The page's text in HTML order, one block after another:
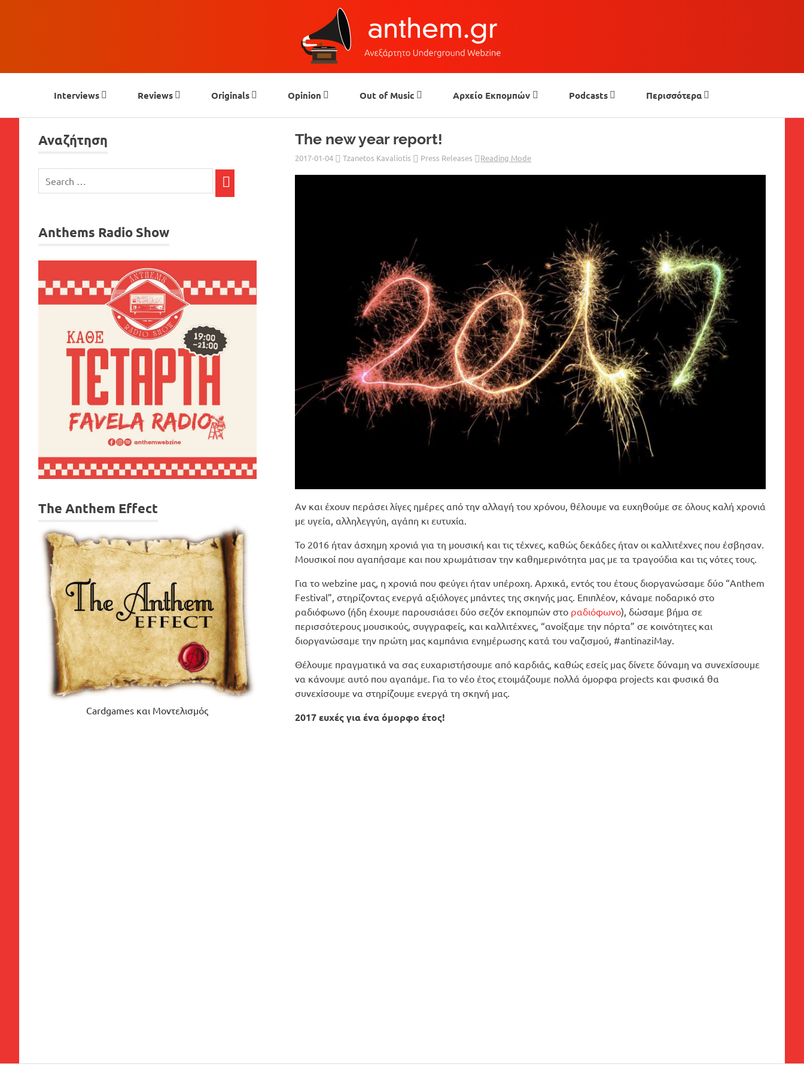
Interviews Reviews Originals Opinion Out of Music Αρχείο Εκπομπών Podcasts Περισσότερα
The new year report!
2017-01-04 Tzanetos Kavaliotis Press Releases Reading Mode
Αν και έχουν περάσει λίγες ημέρες από την αλλαγή του χρόνου, θέλουμε να ευχηθούμε σε όλους καλή χρονιά
με υγεία, αλληλεγγύη, αγάπη κι ευτυχία.
Το 2016 ήταν άσχημη χρονιά για τη μουσική και τις τέχνες, καθώς δεκάδες ήταν οι καλλιτέχνες που έσβησαν.
Μουσικοί που αγαπήσαμε και που χρωμάτισαν την καθημερινότητα μας με τα τραγούδια και τις νότες τους.
Για το webzine μας, η χρονιά που φεύγει ήταν υπέροχη. Αρχικά, εντός του έτους διοργανώσαμε δύο “Anthem
Festival”, στηρίζοντας ενεργά αξιόλογες μπάντες της σκηνής μας. Επιπλέον, κάναμε ποδαρικό στο
ραδιόφωνο (ήδη έχουμε παρουσιάσει δύο σεζόν εκπομπών στο ραδιόφωνο), δώσαμε βήμα σε
περισσότερους μουσικούς, συγγραφείς, και καλλιτέχνες, “ανοίξαμε την πόρτα” σε κοινότητες και
διοργανώσαμε την πρώτη μας καμπάνια ενημέρωσης κατά του ναζισμού, #antinaziMay.
Θέλουμε πραγματικά να σας ευχαριστήσουμε από καρδιάς, καθώς εσείς μας δίνετε δύναμη να συνεχίσουμε
να κάνουμε αυτό που αγαπάμε. Για το νέο έτος ετοιμάζουμε πολλά όμορφα projects και φυσικά θα
συνεχίσουμε να στηρίζουμε ενεργά τη σκηνή μας.
2017 ευχές για ένα όμορφο έτος!
Αναζήτηση
Anthems Radio Show
The Anthem Effect
Cardgames και Μοντελισμός